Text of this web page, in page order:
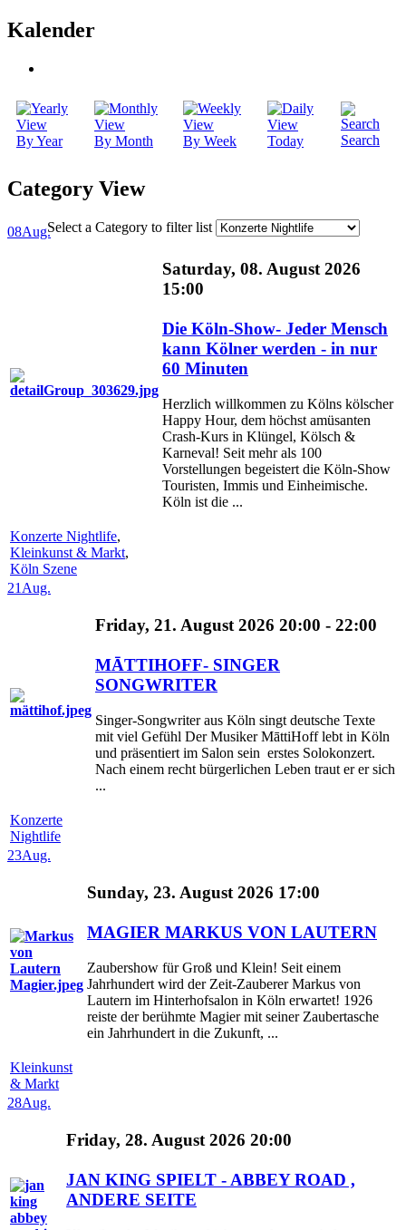
Kalender
By Year By Month By Week Today Search
Category View
Select a Category to filter list
08Aug.
Saturday, 08. August 2026
15:00
Die Köln-Show- Jeder Mensch
kann Kölner werden - in nur
60 Minuten
Herzlich willkommen zu Kölns kölscher
Happy Hour, dem höchst amüsanten
Crash-Kurs in Klüngel, Kölsch &
Karneval! Seit mehr als 100
Vorstellungen begeistert die Köln-Show
Touristen, Immis und Einheimische.
Köln ist die ...
Konzerte Nightlife,
Kleinkunst & Markt,
Köln Szene
21 Aug.
Friday, 21. August 2026 20:00 - 22:00
MĀTTIHOFF- SINGER
SONGWRITER
Singer-Songwriter aus Köln singt deutsche Texte
mit viel Gefühl Der Musiker MāttiHoff lebt in Köln
und präsentiert im Salon sein erstes Solokonzert.
Nach einem recht bürgerlichen Leben traut er er sich
...
Konzerte
Nightlife
23Aug.
Sunday, 23. August 2026 17:00
MAGIER MARKUS VON LAUTERN
Zaubershow für Groß und Klein! Seit einem
Jahrhundert wird der Zeit-Zauberer Markus von
Lautern im Hinterhofsalon in Köln erwartet! 1926
reiste der berühmte Magier mit seiner Zaubertasche
ein Jahrhundert in die Zukunft, ...
Kleinkunst
& Markt
28Aug.
Friday, 28. August 2026 20:00
JAN KING SPIELT - ABBEY ROAD ,
ANDERE SEITE